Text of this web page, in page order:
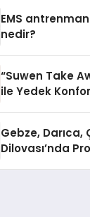
EMS
nedir?
“Suwen Take
ile Yedek
Gebze, Darıca,
Dilovası’nda